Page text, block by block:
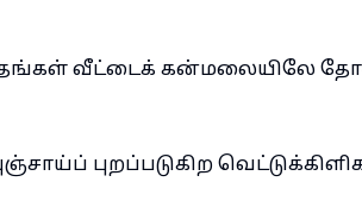
தங்கள் வீட்டைக் கன்மலையிலே
புறப்படுகிற